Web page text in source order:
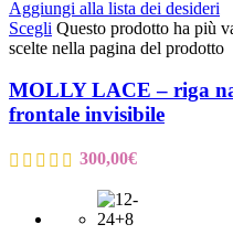
Aggiungi alla lista dei desideri
Scegli Questo prodotto ha più
scelte nella pagina del prodotto
MOLLY LACE – riga
frontale invisibile
300,00€